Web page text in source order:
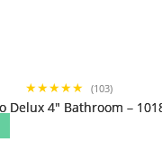
★★★★★ (103)